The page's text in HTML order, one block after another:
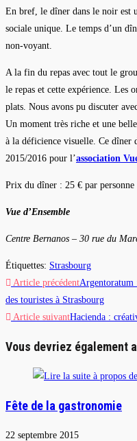
En bref, le dîner dans le noir est
sociale unique. Le temps d’un
non-voyant.
A la fin du repas avec tout le
le repas et cette expérience. Les
plats. Nous avons pu discuter
Un moment très riche et une
à la déficience visuelle. Ce dîner
2015/2016 pour l’association
Prix du dîner : 25 € par personne
Vue d’Ensemble
Centre Bernanos – 30 rue du
Étiquettes: Strasbourg
Read
more
articles
Article précédentArgentoratum
des touristes à Strasbourg
Article suivantHacienda :
Vous devriez également
Fête de la gastronomie
22 septembre 2015